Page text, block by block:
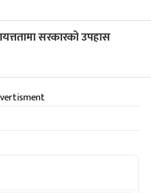
सरकारको उपहास